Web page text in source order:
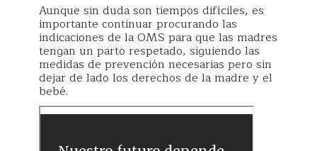
Aunque sin duda son tiempos difíciles, es
importante continuar procurando las
indicaciones de la OMS para que las madres
tengan un parto respetado, siguiendo las
medidas de prevención necesarias pero sin
dejar de lado los derechos de la madre y el
bebé.